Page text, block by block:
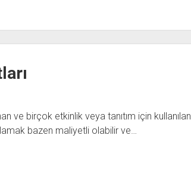
ve birçok etkinlik veya tanıtım için kullanılan
bazen maliyetli olabilir ve…